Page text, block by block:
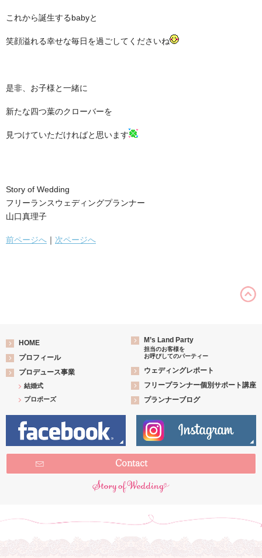
これから誕生するbabyと
笑顔溢れる幸せな毎日を過ごしてくださいね
是非、お子様と一緒に
新たな四つ葉のクローバーを
見つけていただければと思います
Story of Wedding
フリーランスウェディングプランナー
山口真理子
前ページへ ｜ 次ページへ
HOME
プロフィール
プロデュース事業
結婚式
プロポーズ
M’s Land Party
担当のお客様を
お呼びしてのパーティー
ウェディングレポート
フリープランナー個別サポート講座
プランナーブログ
Contact